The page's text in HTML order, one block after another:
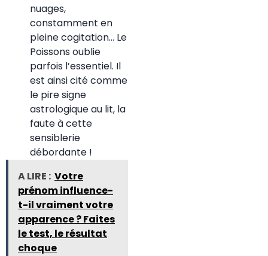
nuages,
constamment en
pleine cogitation… Le
Poissons oublie
parfois l’essentiel. Il
est ainsi cité comme
le pire signe
astrologique au lit, la
faute à cette
sensiblerie
débordante !
A LIRE : Votre
prénom influence-
t-il vraiment votre
apparence ? Faites
le test, le résultat
choque